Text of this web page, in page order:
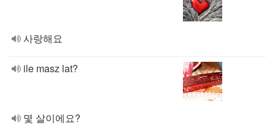
사랑해요
ile masz lat?
몇 살이에요?